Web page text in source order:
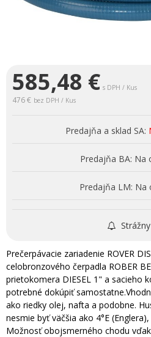
585,48 € s DPH / Kus
476 € bez DPH / Kus
Predajňa a sklad SA:
Predajňa BA: Na
Predajňa LM: Na
Prečerpávacie zariadenie ROVER
celobronzového čerpadla ROBER
prietokomera DIESEL 1" a sacieho
potrebné dokúpiť
ako riedky olej, nafta a podobne.
nesmie byť väčšia ako 4°E
Možnosť obojsmerného chodu